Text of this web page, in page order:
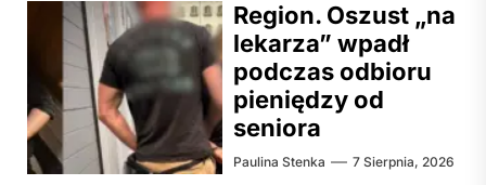
Region. Oszust „na
lekarza” wpadł
podczas odbioru
pieniędzy od
seniora
Paulina Stenka 7 Sierpnia, 2026